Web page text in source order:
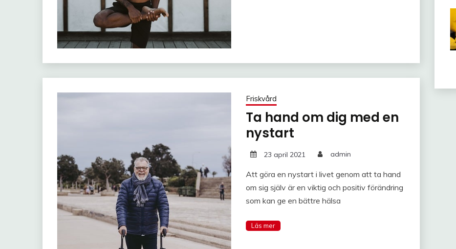
Friskvård
Ta hand om dig med en
nystart
23 april 2021 admin
Att göra en nystart i livet genom att ta hand
om sig själv är en viktig och positiv förändring
som kan ge en bättre hälsa